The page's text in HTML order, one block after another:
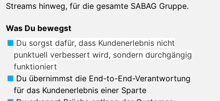
Streams hinweg, für die gesamte SABAG Gruppe.
Was Du bewegst
Du sorgst dafür, dass Kundenerlebnis nicht
punktuell verbessert wird, sondern durchgängig
funktioniert
Du übernimmst die End-to-End-Verantwortung
für das Kundenerlebnis einer Sparte